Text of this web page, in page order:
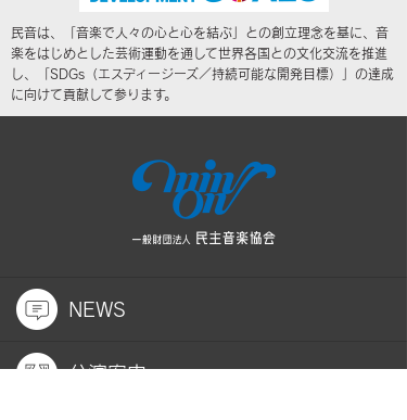
民音は、「音楽で人々の心と心を結ぶ」との創立理念を基に、音
楽をはじめとした芸術運動を通して世界各国との文化交流を推進
し、「SDGs（エスディージーズ／持続可能な開発目標）」の達成
に向けて貢献して参ります。
NEWS
公演案内